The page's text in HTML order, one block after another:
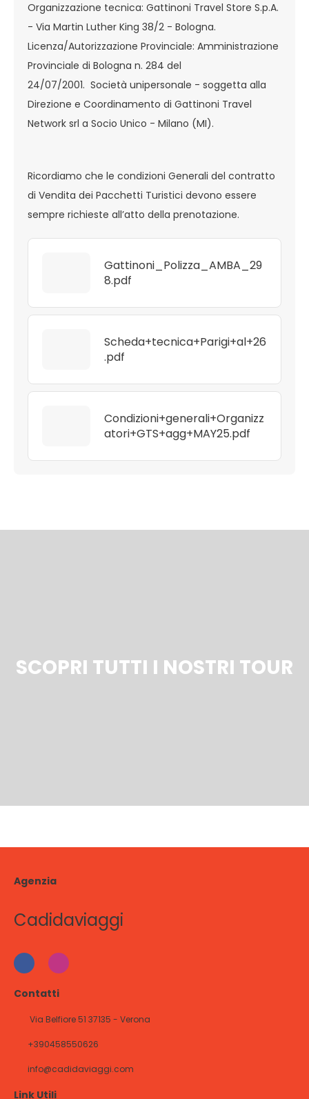
Organizzazione tecnica: Gattinoni Travel Store S.p.A.
- Via Martin Luther King 38/2 - Bologna.
Licenza/Autorizzazione Provinciale: Amministrazione
Provinciale di Bologna n. 284 del
24/07/2001. Società unipersonale - soggetta alla
Direzione e Coordinamento di Gattinoni Travel
Network srl a Socio Unico - Milano (MI).
Ricordiamo che le condizioni Generali del contratto
di Vendita dei Pacchetti Turistici devono essere
sempre richieste all’atto della prenotazione.
Gattinoni_Polizza_AMBA_29
8.pdf
Scheda+tecnica+Parigi+al+26
.pdf
Condizioni+generali+Organizz
atori+GTS+agg+MAY25.pdf
SCOPRI TUTTI I NOSTRI TOUR
Agenzia
Cadidaviaggi
Contatti
Via Belfiore 51 37135 - Verona
+390458550626
info@cadidaviaggi.com
Link Utili